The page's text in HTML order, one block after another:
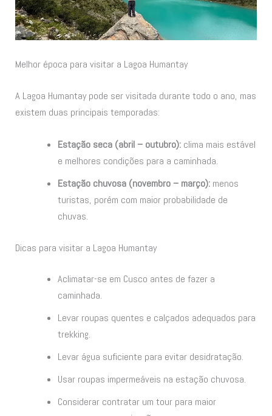
Melhor época para visitar a Lagoa Humantay
A Lagoa Humantay pode ser visitada durante todo o ano, mas
existem duas principais temporadas:
Estação seca (abril – outubro):clima mais estável
e melhores condições para a caminhada.
Estação chuvosa (novembro – março):menos
turistas, porém com maior probabilidade de
chuvas.
Dicas para visitar a Lagoa Humantay
Aclimatar-se em Cusco antes de fazer a
caminhada.
Levar roupas quentes e calçados adequados para
trekking.
Levar água suficiente para evitar desidratação.
Usar roupas impermeáveis na estação chuvosa.
Considerar contratar um tour para maior